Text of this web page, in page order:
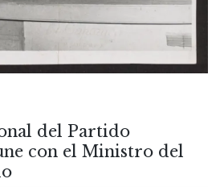
del Partido
con el Ministro del